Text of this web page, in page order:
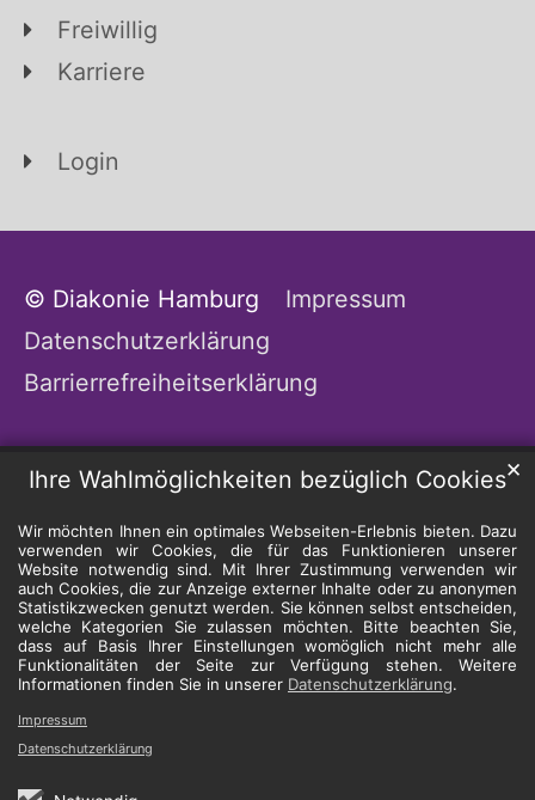
Ihre Wahlmöglichkeiten bezüglich Cookies
Wir möchten Ihnen ein optimales Webseiten-Erlebnis bieten. Dazu
verwenden wir Cookies, die für das Funktionieren unserer
Website notwendig sind. Mit Ihrer Zustimmung verwenden wir
auch Cookies, die zur Anzeige externer Inhalte oder zu anonymen
Statistikzwecken genutzt werden. Sie können selbst entscheiden,
welche Kategorien Sie zulassen möchten. Bitte beachten Sie,
dass auf Basis Ihrer Einstellungen womöglich nicht mehr alle
Funktionalitäten der Seite zur Verfügung stehen. Weitere
Informationen finden Sie in unserer Datenschutzerklärung.
✕
Impressum
Datenschutzerklärung
Freiwillig
Karriere
Login
© Diakonie Hamburg
Impressum
Datenschutzerklärung
Barrierrefreiheitserklärung